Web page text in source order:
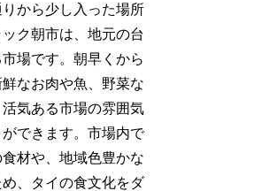
から少し入った場所
ク朝市は、地元の台
場です。朝早くから
なお肉や魚、野菜な
気ある市場の雰囲気
できます。市場内で
材や、地域色豊かな
、タイの食文化をダ